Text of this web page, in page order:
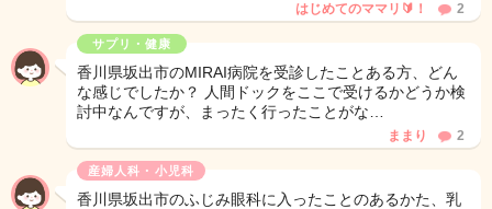
はじめてのママリ🔰！ 2
サプリ・健康
香川県坂出市のMIRAI病院を受診したことある方、どん
な感じでしたか？ 人間ドックをここで受けるかどうか検
討中なんですが、まったく行ったことがな…
ままり 2
産婦人科・小児科
香川県坂出市のふじみ眼科に入ったことのあるかた、乳